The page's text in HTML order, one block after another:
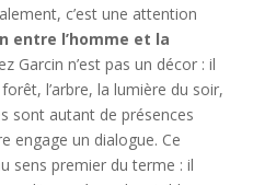
c’est une attention
entre l’homme et la
Garcin n’est pas un décor : il
l’arbre, la lumière du soir,
sont autant de présences
engage un dialogue. Ce
sens premier du terme : il